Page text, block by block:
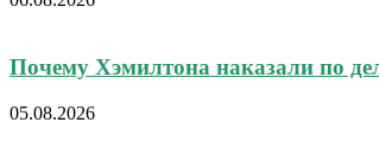
Почему Хэмилтона наказали по
05.08.2026